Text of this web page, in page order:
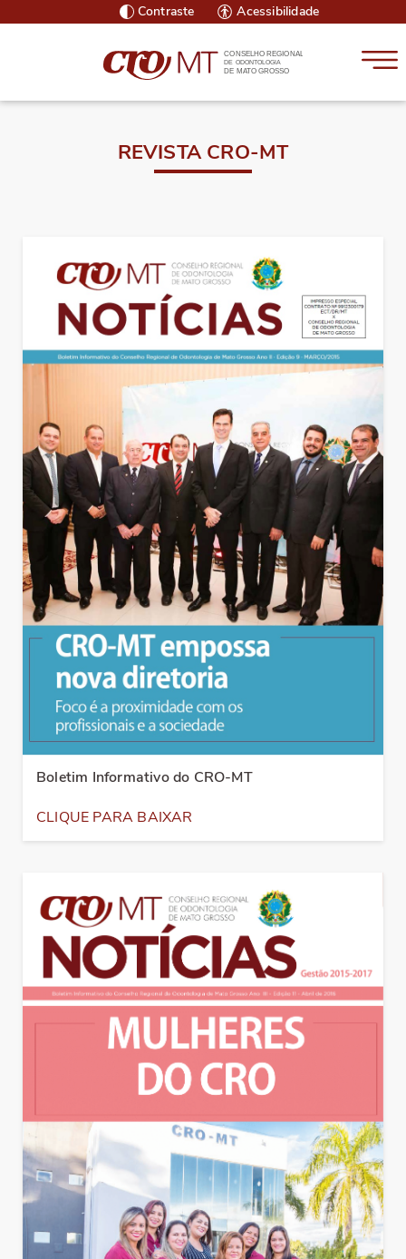
Contraste Acessibilidade
CONSELHO REGIONAL
DE ODONTOLOGIA
DE MATO GROSSO
REVISTA CRO-MT
Boletim Informativo do CRO-MT
CLIQUE PARA BAIXAR